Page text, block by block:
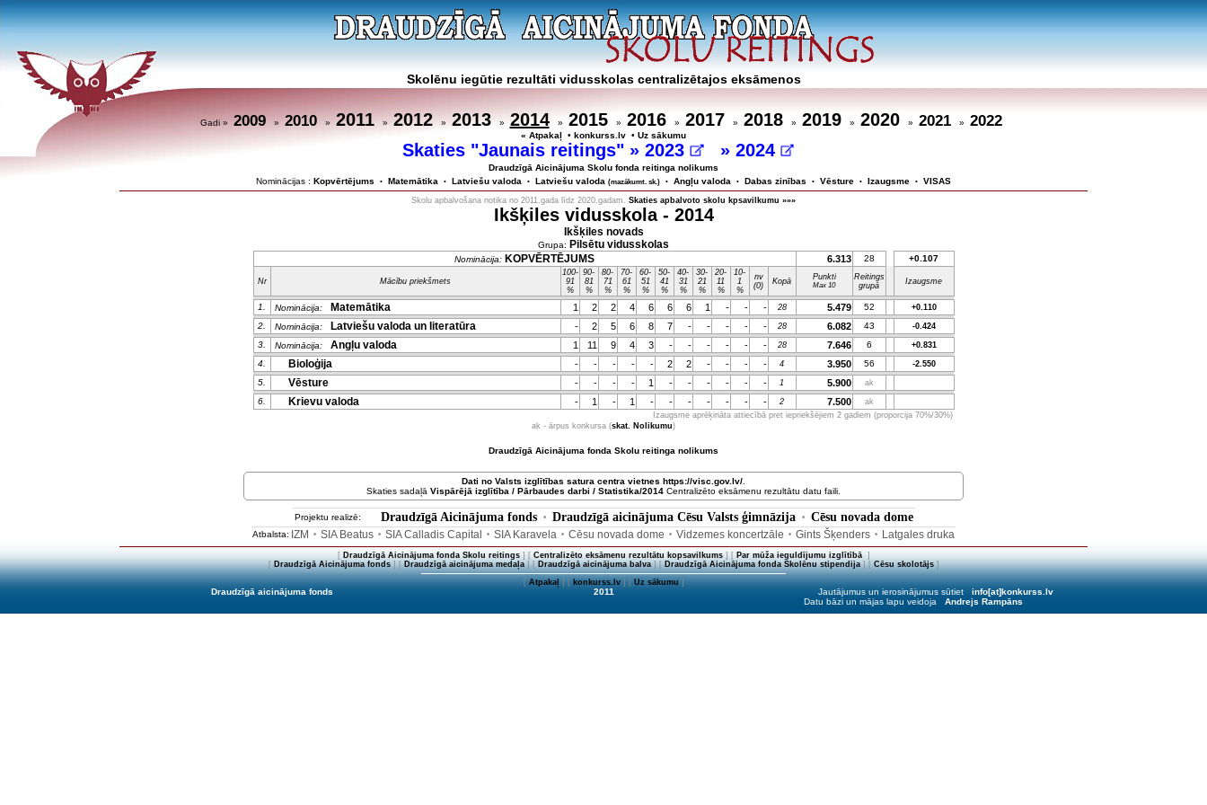
Skolēnu iegūtie rezultāti vidusskolas centralizētajos eksāmenos
Gadi » 2009» 2010» 2011» 2012» 2013» 2014» 2015» 2016» 2017 » 2018» 2019» 2020» 2021» 2022
« Atpakaļ • konkurss.lv • Uz sākumu
Skaties "Jaunais reitings" »2023 » 2024
Draudzīgā Aicinājuma Skolu fonda reitinga nolikums
Nominācijas : Kopvērtējums • Matemātika • Latviešu valoda • Latviešu valoda (mazākumt. sk.) • Angļu valoda • Dabas zinības • Vēsture • Izaugsme • VISAS
Skolu apbalvošana notika no 2011.gada līdz 2020.gadam. Skaties apbalvoto skolu kpsavilkumu »»»
Ikšķiles vidusskola - 2014
Ikšķiles novads
Grupa: Pilsētu vidusskolas
Nominācija: KOPVĒRTĒJUMS 6.313 28 +0.107
Nr Mācību priekšmets
100-
91
%
90-
81
%
80-
71
%
70-
61
%
60-
51
%
50-
41
%
40-
31
%
30-
21
%
20-
11
%
10-
1
%
nv
(0)
Kopā Punkti
Max 10
Reitings
grupā
Izaugsme
1. Nominācija: Matemātika 1 2 2 4 6 6 6 1 - - - 28 5.479 52 +0.110
2. Nominācija: Latviešu valoda un literatūra - 2 5 6 8 7 - - - - - 28 6.082 43 -0.424
3. Nominācija: Angļu valoda 1 11 9 4 3 - - - - - - 28 7.646 6 +0.831
4. Bioloģija - - - - - 2 2 - - - - 4 3.950 56 -2.550
5. Vēsture - - - - 1 - - - - - - 1 5.900 ak
6. Krievu valoda - 1 - 1 - - - - - - - 2 7.500
ak
Izaugsme aprēķināta attiecībā pret iepriekšējiem 2 gadiem (proporcija 70%/30%)
ak - ārpus konkursa (skat. Nolikumu)
Draudzīgā Aicinājuma fonda Skolu reitinga nolikums
Dati no Valsts izglītības satura centra vietnes https://visc.gov.lv/
Skaties sadaļā Vispārējā izglītība / Pārbaudes darbi / Statistika/2014 Centralizēto eksāmenu rezultātu datu faili.
Projektu realizē: Draudzīgā Aicinājuma fonds • Draudzīgā aicinājuma Cēsu Valsts ģimnāzija • Cēsu novada dome
Atbalsta: IZM • SIA Beatus • SIA Calladis Capital • SIA Karavela • Cēsu novada dome • Vidzemes koncertzāle • Gints Šķenders • Latgales druka
[ Draudzīgā Aicinājuma fonda Skolu reitings] [ Centralizēto eksāmenu rezultātu kopsavilkums] [ Par mūža ieguldījumu izglītībā ]
[Draudzīgā Aicinājuma fonds] [Draudzīgā aicinājuma medaļa] [Draudzīgā aicinājuma balva] [Draudzīgā Aicinājuma fonda Skolēnu stipendija] [Cēsu skolotājs]
[Atpakaļ] [konkurss.lv] [Uz sākumu]
Draudzīgā aicinājuma fonds 2011 Jautājumus un ierosinājumus sūtiet info[at]konkurss.lv
Datu bāzi un mājas lapu veidoja Andrejs Rampāns